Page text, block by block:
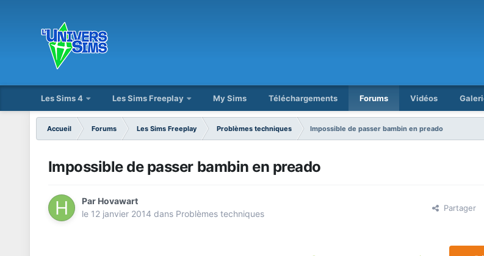
Les Sims 4 Les Sims Freeplay My Sims Téléchargements Forums Vidéos
Accueil Forums Les Sims Freeplay Problèmes techniques Impossible de passer bambin en preado
Impossible de passer bambin en preado
Par Hovawart
le 12 janvier 2014 dans Problèmes techniques
Partager